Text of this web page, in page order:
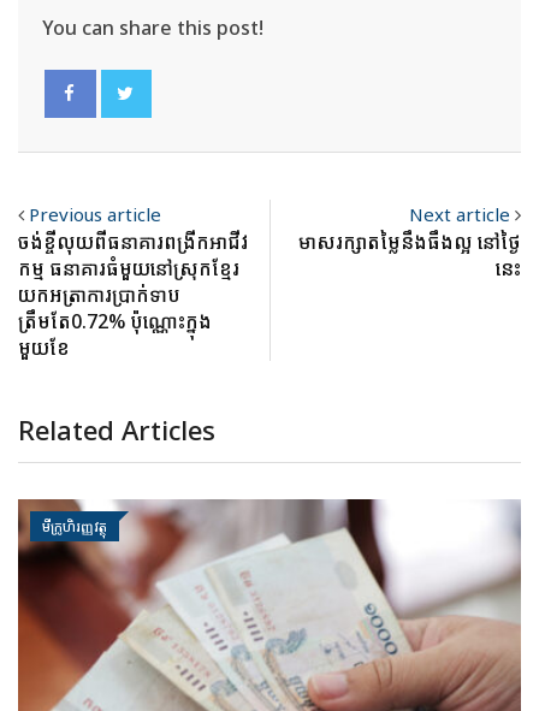
You can share this post!
Previous article
ចង់ខ្ចីលុយពីធនាគារពង្រីកអាជីវ
កម្ម ធនាគារធំមួយនៅស្រុកខ្មែរ
យកអត្រាការប្រាក់ទាប
ត្រឹមតែ0.72% ប៉ុណ្ណោះក្នុង
មួយខែ
Next article
មាសរក្សាតម្លៃនឹងធឹងល្អ នៅថ្ងៃ
នេះ
Related Articles
មីក្រូហិរញ្ញវត្ថុ